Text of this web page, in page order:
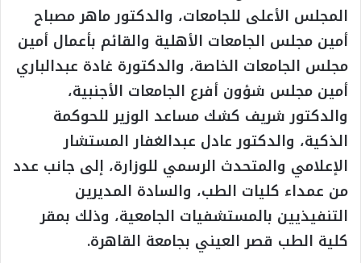
المجلس الأعلى للجامعات، والدكتور ماهر مصباح
أمين مجلس الجامعات الأهلية والقائم بأعمال أمين
مجلس الجامعات الخاصة، والدكتورة غادة عبدالباري
أمين مجلس شؤون أفرع الجامعات الأجنبية،
والدكتور شريف كشك مساعد الوزير للحوكمة
الذكية، والدكتور عادل عبدالغفار المستشار
الإعلامي والمتحدث الرسمي للوزارة، إلى جانب عدد
من عمداء كليات الطب، والسادة المديرين
التنفيذيين بالمستشفيات الجامعية، وذلك بمقر
كلية الطب قصر العيني بجامعة القاهرة.